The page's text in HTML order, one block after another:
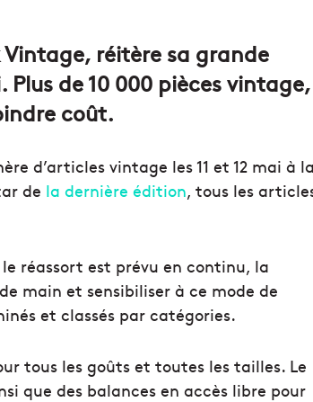
réitère sa grande
de 10 000 pièces vintage,
coût.
d’articles vintage les 11 et 12 mai à la
de la dernière édition, tous les
réassort est prévu en continu, la
main et sensibiliser à ce mode de
et classés par catégories.
tous les goûts et toutes les tailles. Le
que des balances en accès libre pour